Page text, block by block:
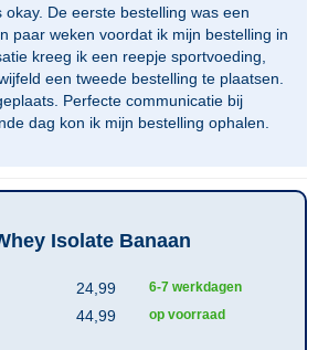
De eerste bestelling was een
paar weken voordat ik mijn bestelling in
kreeg ik een reepje sportvoeding,
een tweede bestelling te plaatsen.
Perfecte communicatie bij
dag kon ik mijn bestelling ophalen.
Isolate Banaan
24,99 6-7 werkdagen
44,99 op voorraad